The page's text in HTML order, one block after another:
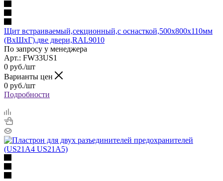
Щит встраиваемый,секционный,c оснасткой,500x800x110мм
(ВхШхГ),две двери,RAL9010
По запросу у менеджера
Арт.: FW33US1
0 руб./шт
Варианты цен
0 руб./шт
Подробности